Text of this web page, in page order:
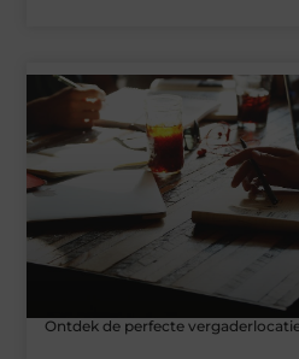
Ontdek de perfecte